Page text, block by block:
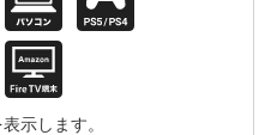
示します。